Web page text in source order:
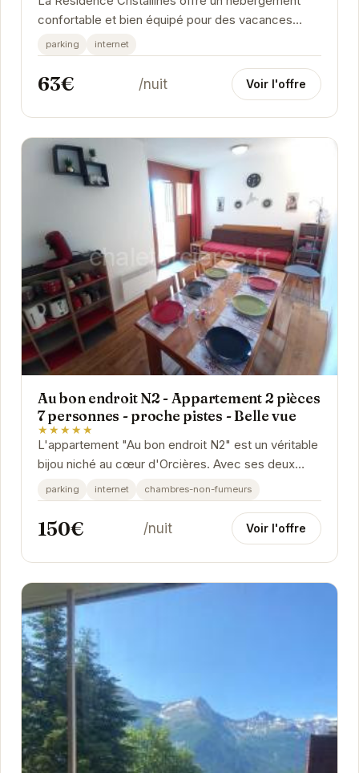
confortable et bien équipé pour des vacances
relaxantes à la montagne. Profitez de la proximité...
parking internet
63€ /nuit Voir l'offre
Au bon endroit N2 - Appartement 2 pièces
7 personnes - proche pistes - Belle vue
★★★★★
L'appartement "Au bon endroit N2" est un véritable
bijou niché au cœur d'Orcières. Avec ses deux
pièces spacieuses, il peut accueillir jusqu'à...
parking internet chambres-non-fumeurs
150€ /nuit Voir l'offre